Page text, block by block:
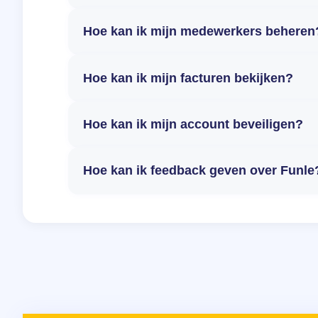
Hoe kan ik mijn medewerkers
Hoe kan ik mijn facturen bekijken?
Hoe kan ik mijn account beveiligen?
Hoe kan ik feedback geven over